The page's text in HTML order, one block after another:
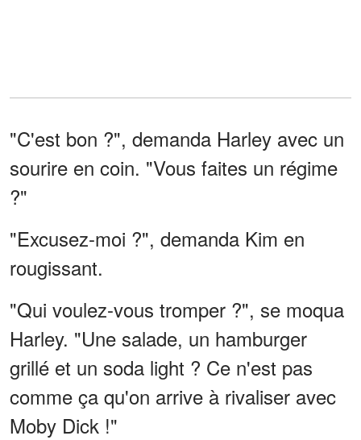
"C'est bon ?", demanda Harley avec un
sourire en coin. "Vous faites un régime
?"
"Excusez-moi ?", demanda Kim en
rougissant.
"Qui voulez-vous tromper ?", se moqua
Harley. "Une salade, un hamburger
grillé et un soda light ? Ce n'est pas
comme ça qu'on arrive à rivaliser avec
Moby Dick !"